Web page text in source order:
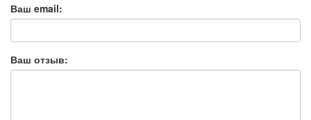
Ваш email:
Ваш отзыв: